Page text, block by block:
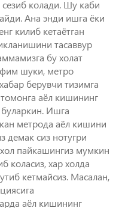
колади. Шу каби
Ана энди ишга ёки
килиб кетаётган
тасаввур
бу холат
шуки, метро
берувчи тизимга
аёл кишининг
Ишга
метрода аёл кишини
демак сиз нотугри
пайкашингиз мумкин
коласиз, хар холда
кетмайсиз. Масалан,
аёл кишининг